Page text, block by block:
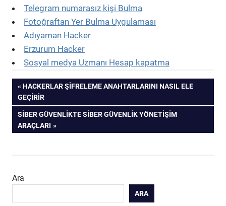
Telegram numarasız kişi Bulma
Fotoğraftan Yer Bulma Uygulaması
Adıyaman Hacker
Erzurum Hacker
Sosyal medya Uzmanı Hesap kapatma
Yazı
gezinmesi
PREVIOUS
POST:
HACKERLAR ŞIFRELEME ANAHTARLARINI NASIL ELE
GEÇIRIR
NEXT
POST:
SIBER GÜVENLIKTE SIBER GÜVENLIK YÖNETIŞIM
ARAÇLARI
Ara
ARA